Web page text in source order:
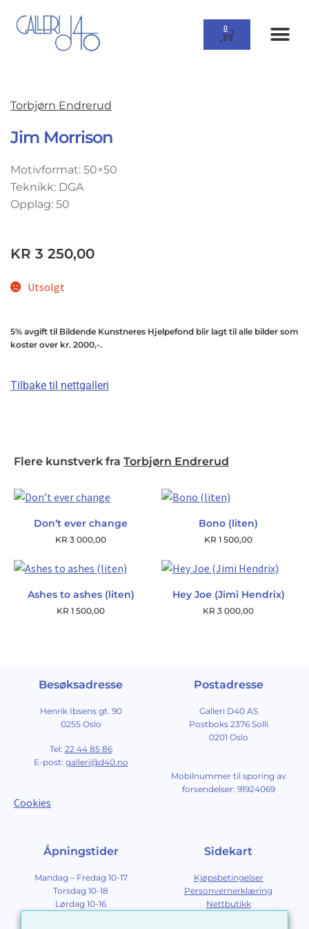
0
Torbjørn Endrerud
Jim Morrison
Motivformat: 50×50
Teknikk: DGA
Opplag: 50
KR 3 250,00
Utsolgt
5% avgift til Bildende Kunstneres Hjelpefond blir lagt til alle bilder som
koster over kr. 2000,-.
Tilbake til nettgalleri
Flere kunstverk fra Torbjørn Endrerud
Don’t ever change
KR 3 000,00
Bono (liten)
KR 1 500,00
Ashes to ashes (liten)
KR 1 500,00
Hey Joe (Jimi Hendrix)
KR 3 000,00
Besøksadresse
Henrik Ibsens gt. 90
0255 Oslo
Tel: 22 44 85 86
E-post: galleri@d40.no
Cookies
Postadresse
Galleri D40 AS
Postboks 2376 Solli
0201 Oslo
Mobilnummer til sporing av
forsendelser: 91924069
Åpningstider
Mandag – Fredag 10-17
Torsdag 10-18
Lørdag 10-16
Sidekart
Kjøpsbetingelser
Personvernerklæring
Nettbutikk